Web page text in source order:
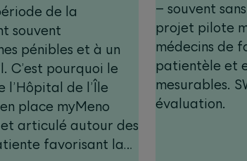
de la
souvent
pénibles et à un
C’est pourquoi le
l’Hôpital de l’Île
place myMeno
articulé autour des
favorisant la
– souvent
projet pilote
médecins de
patientèle et
mesurables.
évaluation.